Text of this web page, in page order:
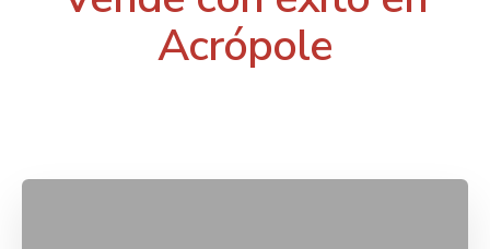
Acrópole